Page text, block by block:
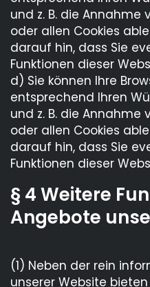
und z. B. die
oder allen Cookies
darauf hin, dass Sie
Funktionen dieser
d) Sie können Ihre
entsprechend Ihren
und z. B. die
oder allen Cookies
darauf hin, dass Sie
Funktionen dieser
§ 4 Weitere
Angebote
(1) Neben der rein
unserer Website